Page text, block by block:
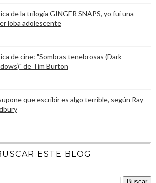
de la trilogía GINGER SNAPS, yo fui una
loba adolescente
de cine: "Sombras tenebrosas (Dark
de Tim Burton
que escribir es algo terrible, según Ray
ESTE BLOG